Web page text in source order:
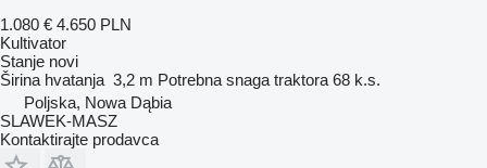
1.080 € 4.650 PLN
Kultivator
Stanje novi
Širina hvatanja 3,2 m Potrebna snaga traktora 68 k.s.
Poljska, Nowa Dąbia
SLAWEK-MASZ
Kontaktirajte prodavca